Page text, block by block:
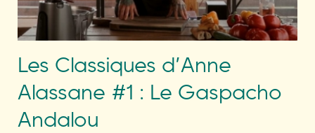
Les Classiques d’Anne
Alassane #1 : Le Gaspacho
Andalou